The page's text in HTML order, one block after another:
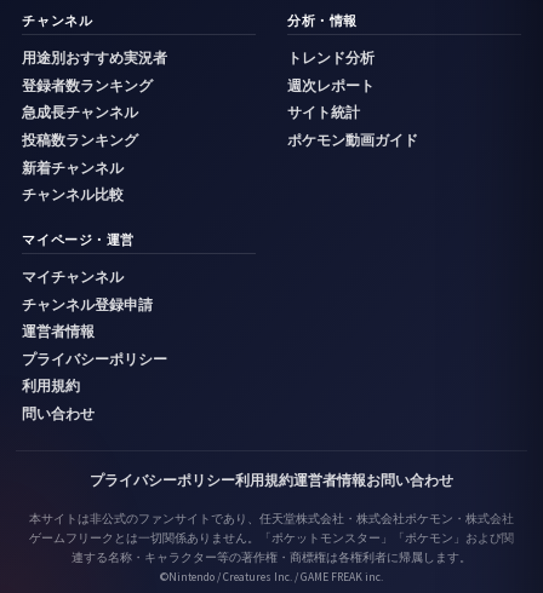
チャンネル
用途別おすすめ実況者
登録者数ランキング
急成長チャンネル
投稿数ランキング
新着チャンネル
チャンネル比較
分析・情報
トレンド分析
週次レポート
サイト統計
ポケモン動画ガイド
マイページ・運営
マイチャンネル
チャンネル登録申請
運営者情報
プライバシーポリシー
利用規約
問い合わせ
プライバシーポリシー利用規約運営者情報お問い合わせ
本サイトは非公式のファンサイトであり、任天堂株式会社・株式会社ポケモン・株式会社
ゲームフリークとは一切関係ありません。「ポケットモンスター」「ポケモン」および関
連する名称・キャラクター等の著作権・商標権は各権利者に帰属します。
©Nintendo / Creatures Inc. / GAME FREAK inc.